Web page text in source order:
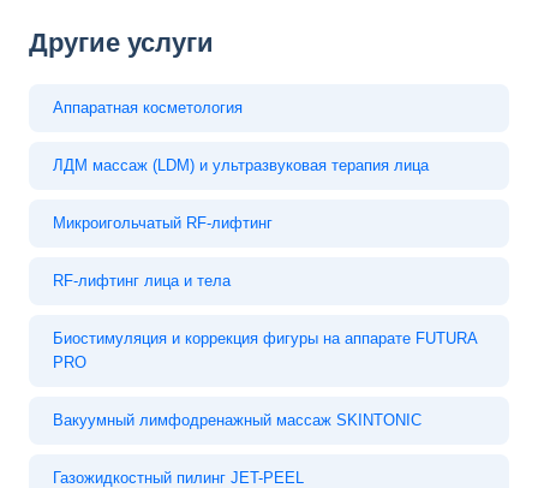
Другие услуги
Аппаратная косметология
ЛДМ массаж (LDM) и ультразвуковая терапия лица
Микроигольчатый RF-лифтинг
RF-лифтинг лица и тела
Биостимуляция и коррекция фигуры на аппарате FUTURA
PRO
Вакуумный лимфодренажный массаж SKINTONIC
Газожидкостный пилинг JET-PEEL